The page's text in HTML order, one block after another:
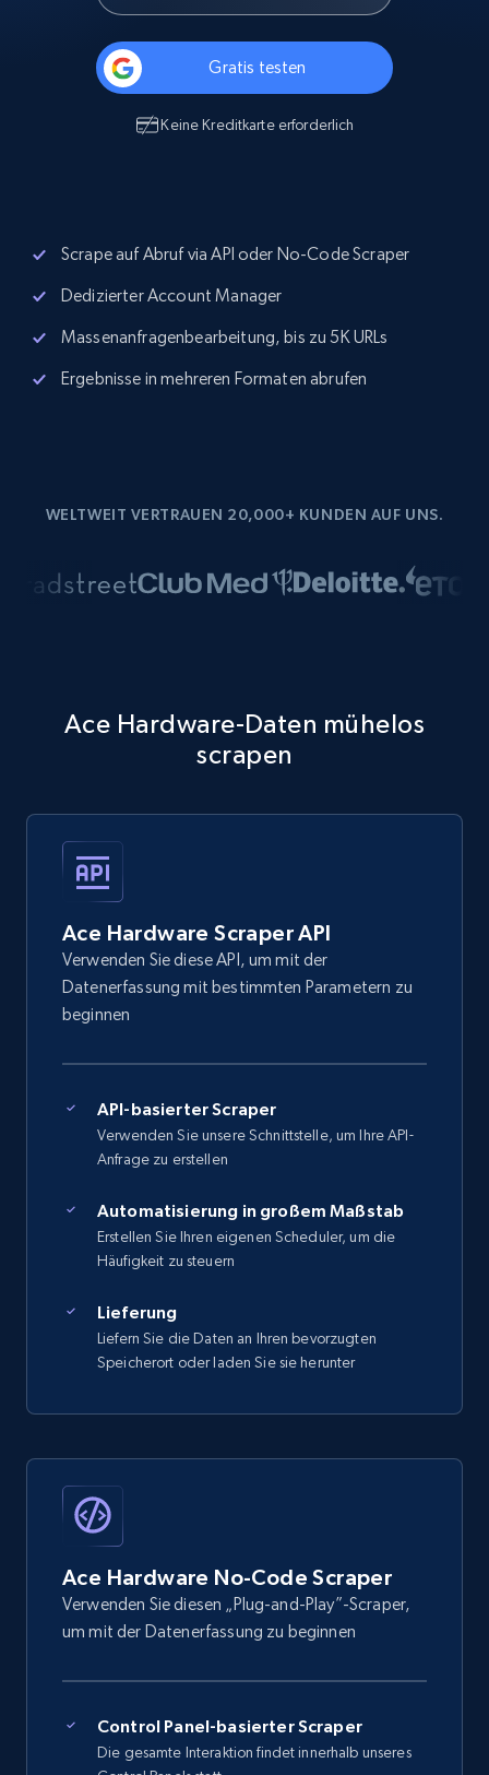
Gratis testen
Keine Kreditkarte erforderlich
Scrape auf Abruf via API oder No-Code Scraper
Dedizierter Account Manager
Massenanfragenbearbeitung, bis zu 5K URLs
Ergebnisse in mehreren Formaten abrufen
WELTWEIT VERTRAUEN 20,000+ KUNDEN AUF UNS.
Ace Hardware-Daten mühelos
scrapen
Ace Hardware Scraper API
Verwenden Sie diese API, um mit der
Datenerfassung mit bestimmten Parametern zu
beginnen
API-basierter Scraper
Verwenden Sie unsere Schnittstelle, um Ihre API-
Anfrage zu erstellen
Automatisierung in großem Maßstab
Erstellen Sie Ihren eigenen Scheduler, um die
Häufigkeit zu steuern
Lieferung
Liefern Sie die Daten an Ihren bevorzugten
Speicherort oder laden Sie sie herunter
Ace Hardware No-Code Scraper
Verwenden Sie diesen „Plug-and-Play”-Scraper,
um mit der Datenerfassung zu beginnen
Control Panel-basierter Scraper
Die gesamte Interaktion findet innerhalb unseres